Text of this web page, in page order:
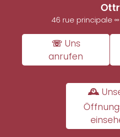
46 rue principale ∞
☏ Uns
anrufen
🕰